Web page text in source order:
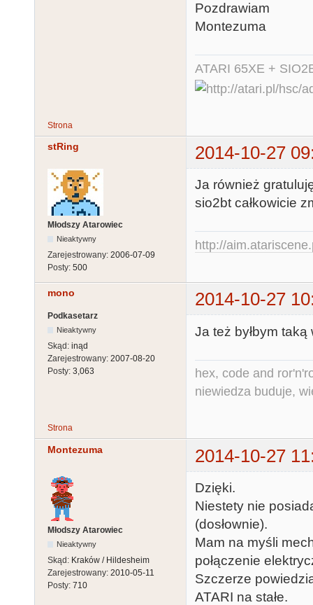
Pozdrawiam
Montezuma
ATARI 65XE +
Strona
stRing 2014-10-27
Młodszy Atarowiec
Nieaktywny
Zarejestrowany: 2006-07-09
Posty: 500
Ja również
sio2bt całkowicie
http://
mono 2014-10-27
Podkasetarz
Nieaktywny
Skąd: inąd
Zarejestrowany: 2007-08-20
Posty: 3,063
Ja też byłbym
hex, code and
niewiedza buduje,
Strona
Montezuma 2014-10-27
Młodszy Atarowiec
Nieaktywny
Skąd: Kraków / Hildesheim
Zarejestrowany: 2010-05-11
Posty: 710
Dzięki.
Niestety nie
(dosłownie).
Mam na myśli
połączenie
Szczerze
ATARI na stałe.